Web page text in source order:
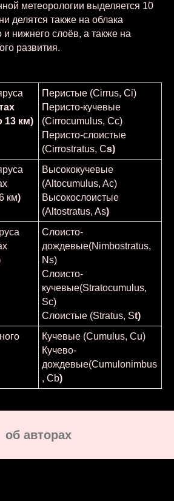
метеорологии выделяется 10
делятся также на облака
и нижнего слоёв, а также на
развития.
13 км)
Перистые (Cirrus, Ci)
Перисто-кучевые
(Cirrocumulus, Cc)
Перисто-слоистые
(Cirrostratus, Cs)
км)
Высококучевые
(Altocumulus, Ac)
Высокослоистые
(Altostratus, As)
Слоисто-
дождевые(Nimbostratus,
Ns)
Слоисто-
кучевые(Stratocumulus,
Sc)
Слоистые (Stratus, St)
Кучевые (Cumulus, Cu)
Кучево-
дождевые(Cumulonimbus
, Cb)
oб авторах